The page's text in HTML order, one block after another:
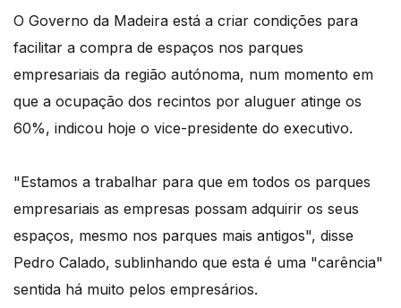
O Governo da Madeira está a criar condições para
facilitar a compra de espaços nos parques
empresariais da região autónoma, num momento em
que a ocupação dos recintos por aluguer atinge os
60%, indicou hoje o vice-presidente do executivo.
"Estamos a trabalhar para que em todos os parques
empresariais as empresas possam adquirir os seus
espaços, mesmo nos parques mais antigos", disse
Pedro Calado, sublinhando que esta é uma "carência"
sentida há muito pelos empresários.